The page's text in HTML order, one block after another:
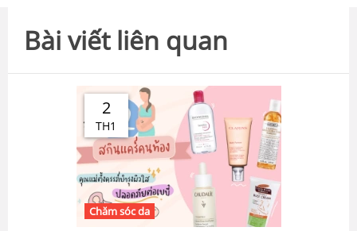
Bài viết liên quan
2
TH1
Chăm sóc da